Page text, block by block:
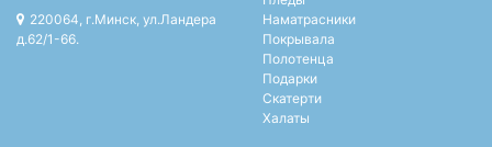
220064, г.Минск, ул.Ландера
д.62/1-66.
Наматрасники
Покрывала
Полотенца
Подарки
Скатерти
Халаты